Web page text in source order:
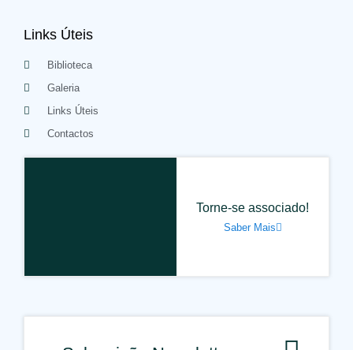
Links Úteis
Biblioteca
Galeria
Links Úteis
Contactos
Torne-se associado!
Saber Mais